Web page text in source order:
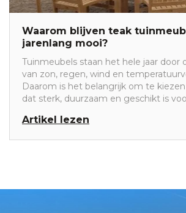
Waarom blijven teak
jarenlang mooi?
Tuinmeubels staan het hele jaar door
van zon, regen, wind en
Daarom is het belangrijk om te
dat sterk, duurzaam en geschikt is
populairste houtsoorten voor houten
Artikel lezen